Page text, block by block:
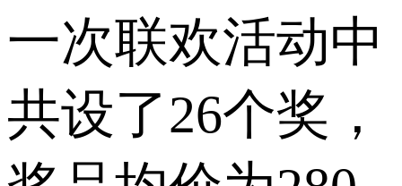
一次联欢活动中
共设了26个奖，